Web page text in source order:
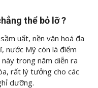
thể bỏ lỡ ?
uất, nền văn hoá đa
nước Mỹ còn là điểm
trong năm diễn ra
rất lý tưởng cho các
dưỡng.